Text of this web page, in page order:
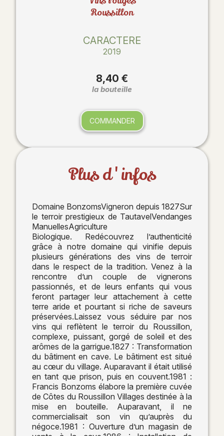
Roussillon
CARACTERE
2019
8,40 €
la bouteille
COMMANDER
Plus d'infos
Domaine BonzomsVigneron depuis 1827Sur
le terroir prestigieux de TautavelVendanges
ManuellesAgriculture
Biologique. Redécouvrez l’authenticité
grâce à notre domaine qui vinifie depuis
plusieurs générations des vins de terroir
dans le respect de la tradition. Venez à la
rencontre d’un couple de vignerons
passionnés, et de leurs enfants qui vous
feront partager leur attachement à cette
terre aride et pourtant si riche de saveurs
préservées.Laissez vous séduire par nos
vins qui reflètent le terroir du Roussillon,
complexe, puissant, gorgé de soleil et des
arômes de la garrigue.1827 : Transformation
du bâtiment en cave. Le bâtiment est situé
au cœur du village. Auparavant il était utilisé
en tant que prison, puis en couvent.1981 :
Francis Bonzoms élabore la première cuvée
de Côtes du Roussillon Villages destinée à la
mise en bouteille. Auparavant, il ne
commercialisait son vin qu’auprès du
négoce.1981 : Ouverture d’un magasin de